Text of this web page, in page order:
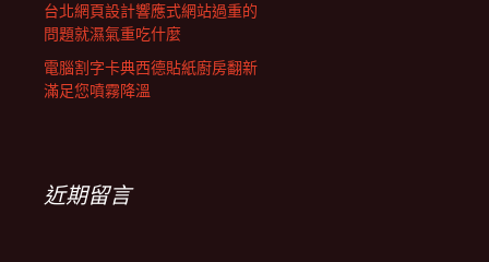
台北網頁設計響應式網站過重的
問題就濕氣重吃什麼
電腦割字卡典西德貼紙廚房翻新
滿足您噴霧降溫
近期留言